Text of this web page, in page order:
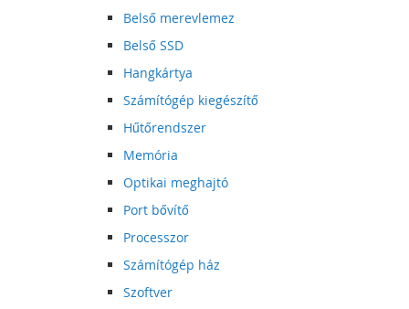
Belső merevlemez
Belső SSD
Hangkártya
Számítógép kiegészítő
Hűtőrendszer
Memória
Optikai meghajtó
Port bővítő
Processzor
Számítógép ház
Szoftver